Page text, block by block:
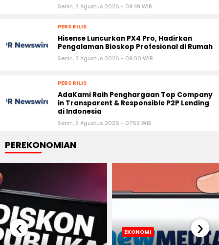
Senin, 3 Agustus 2026 - 09:49 WIB
PERS RILIS
Hisense Luncurkan PX4 Pro, Hadirkan
Pengalaman Bioskop Profesional di Rumah
Senin, 3 Agustus 2026 - 09:00 WIB
PERS RILIS
AdaKami Raih Penghargaan Top Company
in Transparent & Responsible P2P Lending
di Indonesia
Senin, 3 Agustus 2026 - 07:59 WIB
PEREKONOMIAN
EKONOMI
‹ ›